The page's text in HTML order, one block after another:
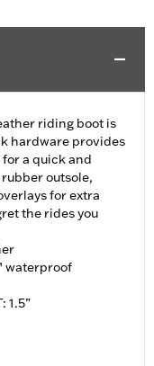
riding boot is
hardware provides
a quick and
outsole,
for extra
the rides you
waterproof
1.5”